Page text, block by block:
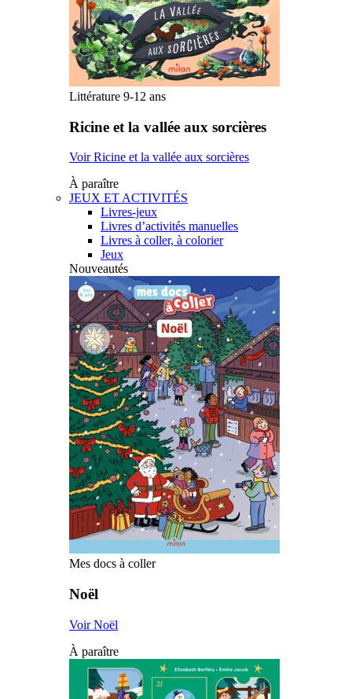
Littérature 9-12 ans
Ricine et la vallée aux sorcières
Voir Ricine et la vallée aux sorcières
À paraître
JEUX ET ACTIVITÉS
Livres-jeux
Livres d’activités manuelles
Livres à coller, à colorier
Jeux
Nouveautés
Mes docs à coller
Noël
Voir Noël
À paraître